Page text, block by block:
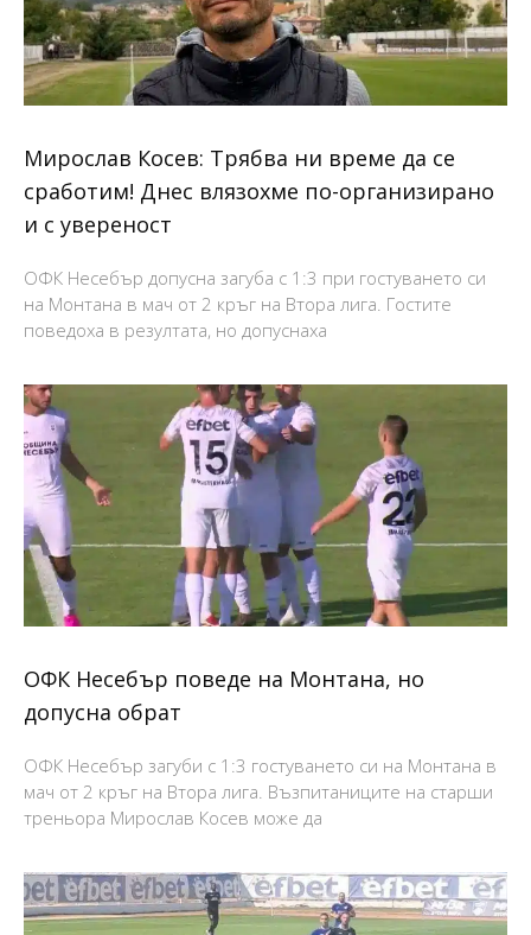
Мирослав Косев: Трябва ни време да се
сработим! Днес влязохме по-организирано
и с увереност
ОФК Несебър допусна загуба с 1:3 при гостуването си
на Монтана в мач от 2 кръг на Втора лига. Гостите
поведоха в резултата, но допуснаха
ОФК Несебър поведе на Монтана, но
допусна обрат
ОФК Несебър загуби с 1:3 гостуването си на Монтана в
мач от 2 кръг на Втора лига. Възпитаниците на старши
треньора Мирослав Косев може да